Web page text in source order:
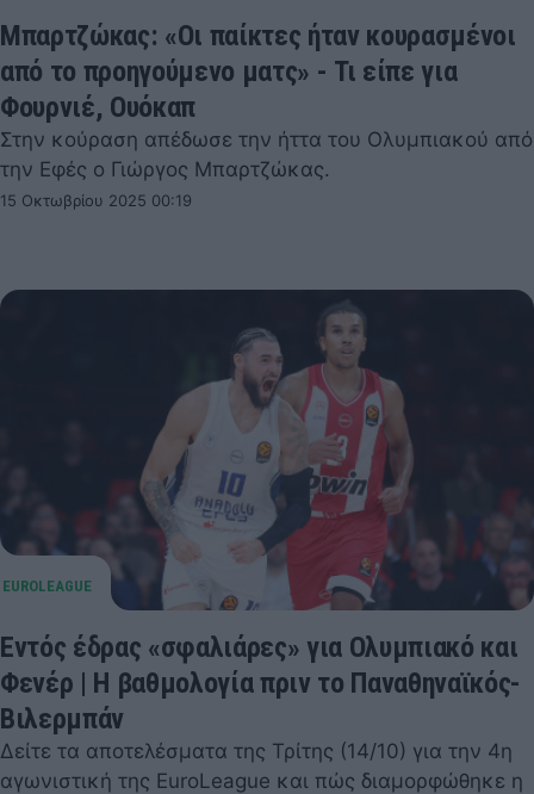
Μπαρτζώκας: «Οι παίκτες ήταν κουρασμένοι
από το προηγούμενο ματς» - Τι είπε για
Φουρνιέ, Ουόκαπ
Στην κούραση απέδωσε την ήττα του Ολυμπιακού από
την Εφές ο Γιώργος Μπαρτζώκας.
15 Οκτωβρίου 2025 00:19
Εντός έδρας «σφαλιάρες» για Ολυμπιακό και
Φενέρ | Η βαθμολογία πριν το Παναθηναϊκός-
Βιλερμπάν
Δείτε τα αποτελέσματα της Τρίτης (14/10) για την 4η
αγωνιστική της EuroLeague και πώς διαμορφώθηκε η